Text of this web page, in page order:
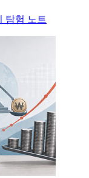
탐험 노트